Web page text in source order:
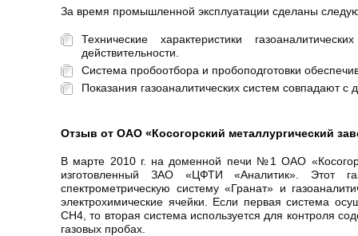
За время промышленной эксплуатации сделаны
Технические характеристики
действительности.
Система пробоотбора и пробоподготовки
Показания газоаналитических систем совпадают
Отзыв от ОАО «Косогорский металлургический
В марте 2010 г. на доменной печи №1 ОАО
изготовленный ЗАО «ЦФТИ «Аналитик». Этот
спектрометрическую систему «Гранат» и
электрохимические ячейки. Если первая система
CH4, то вторая система используется для контроля
газовых пробах.